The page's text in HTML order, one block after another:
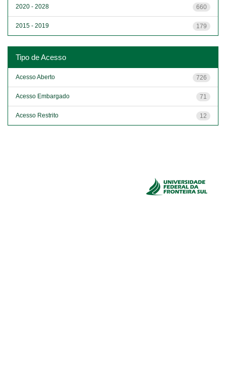
660
2020 - 2028
179
2015 - 2019
Tipo de Acesso
726
Acesso Aberto
71
Acesso Embargado
12
Acesso Restrito